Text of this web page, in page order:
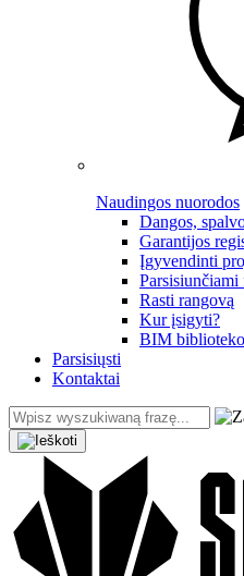
Naudingos nuorodos
Dangos,
Garantijos
Įgyvendinti
Parsisiunčiami
Rasti rangovą
Kur įsigyti?
BIM
Parsisiųsti
Kontaktai